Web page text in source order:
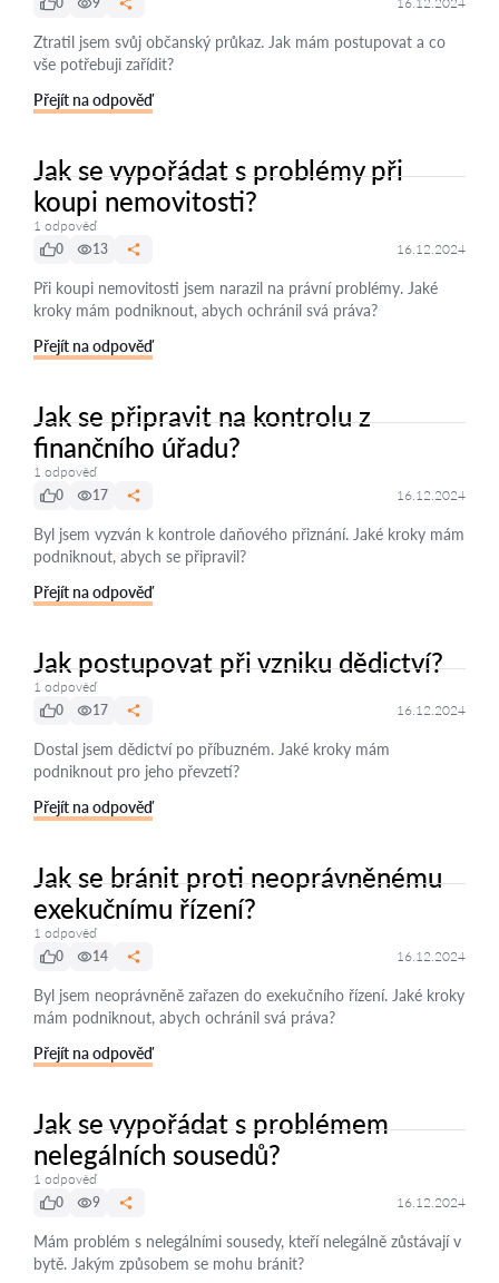
Ztratil jsem svůj občanský průkaz. Jak mám postupovat a co
vše potřebuji zařídit?
Přejít na odpověď
Jak se vypořádat s problémy při
koupi nemovitosti?
1 odpověď
0
13 16.12.2024
Při koupi nemovitosti jsem narazil na právní problémy. Jaké
kroky mám podniknout, abych ochránil svá práva?
Přejít na odpověď
Jak se připravit na kontrolu z
finančního úřadu?
1 odpověď
0
17 16.12.2024
Byl jsem vyzván k kontrole daňového přiznání. Jaké kroky mám
podniknout, abych se připravil?
Přejít na odpověď
Jak postupovat při vzniku dědictví?
1 odpověď
0
17 16.12.2024
Dostal jsem dědictví po příbuzném. Jaké kroky mám
podniknout pro jeho převzetí?
Přejít na odpověď
Jak se bránit proti neoprávněnému
exekučnímu řízení?
1 odpověď
0
14 16.12.2024
Byl jsem neoprávněně zařazen do exekučního řízení. Jaké kroky
mám podniknout, abych ochránil svá práva?
Přejít na odpověď
Jak se vypořádat s problémem
nelegálních sousedů?
1 odpověď
0
9 16.12.2024
Mám problém s nelegálními sousedy, kteří nelegálně zůstávají v
bytě. Jakým způsobem se mohu bránit?